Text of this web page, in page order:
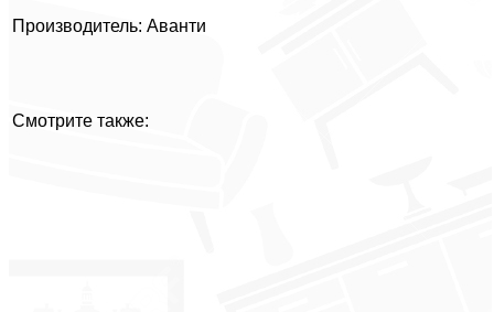
Производитель: Аванти
Смотрите также: